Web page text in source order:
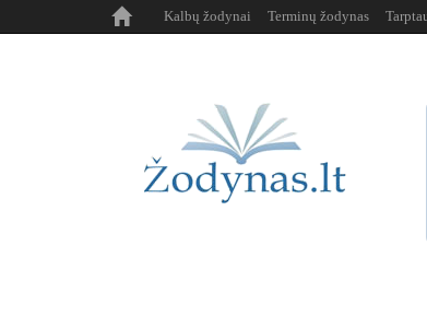
Kalbų žodynai Terminų žodynas